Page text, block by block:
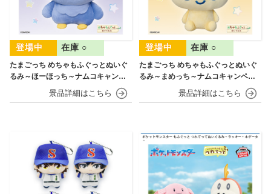
たまごっち めちゃもふぐっとぬいぐ
るみ～ほーほっち～ナムコキャンペ
在庫 ○
たまごっち めちゃもふぐっとぬいぐ
るみ～まめっち～ナムコキャンペー
在庫 ○